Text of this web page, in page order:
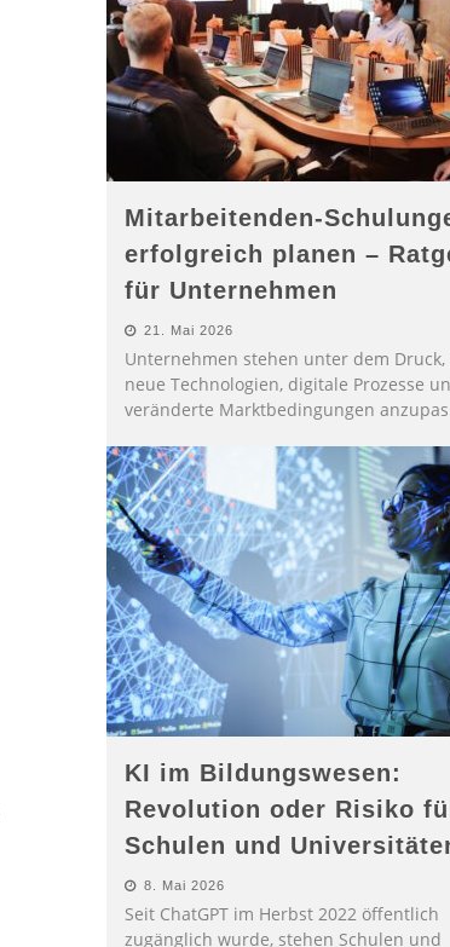
Mitarbeitenden-
erfolgreich planen –
für Unternehmen
21. Mai 2026
Unternehmen stehen unter dem Druck,
neue Technologien, digitale Prozesse
veränderte Marktbedingungen anzupas
KI im Bildungswesen:
Revolution oder Risiko
Schulen und
8. Mai 2026
Seit ChatGPT im Herbst 2022 öffentlich
zugänglich wurde, stehen Schulen und